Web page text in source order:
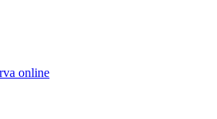
online